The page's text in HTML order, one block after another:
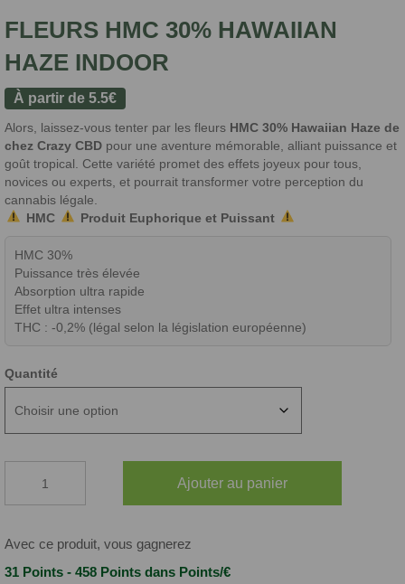
FLEURS HMC 30% HAWAIIAN
HAZE INDOOR
À partir de 5.5€
Alors, laissez-vous tenter par les fleurs HMC 30% Hawaiian Haze de
chez Crazy CBD pour une aventure mémorable, alliant puissance et
goût tropical. Cette variété promet des effets joyeux pour tous,
novices ou experts, et pourrait transformer votre perception du
cannabis légale.
HMC
Produit Euphorique et Puissant
HMC 30%
Puissance très élevée
Absorption ultra rapide
Effet ultra intenses
THC : -0,2% (légal selon la législation européenne)
Quantité
FLEURS
30%
HAZE
Ajouter au panier
Avec ce produit, vous gagnerez
31 Points - 458 Points dans Points/€